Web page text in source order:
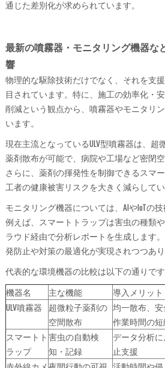
通じた差別化が求められています。
最新の噴霧器・モニタリング機器な
響
物理的な駆除技術だけでなく、それを支
目されています。特に、施工の効率化・
削減という観点から、噴霧器やモニタリ
います。
現在主流となっているULV型噴霧器は、
薬剤散布が可能で、病院や工場など密閉
さらに、薬剤の揮発性を制御できるスマ
工者の健康被害リスクを大きく減らしてい
モニタリング機器については、AIやIoTの
例えば、スマートトラップは害虫の種類
ラウド経由で分析レポートを生成します
発防止や対策の最適化が実現されつつあり
代表的な環境機器の比較は以下の通りです
機器名
主な機能 導入メリット
ULV噴霧器
超微粒子薬剤の
空間散布
均一散布、安
作業時間の
スマートト
ラップ
害虫の自動検
知・記録
データ分析
止支援